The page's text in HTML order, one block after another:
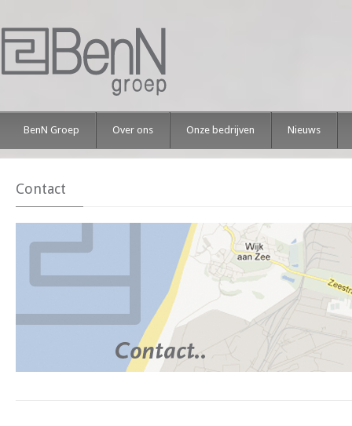
BenN Groep Over ons Onze bedrijven Nieuws
Contact